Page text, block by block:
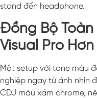
stand đến headphone.
Đồng Bộ
Visual Pro Hơn
Một setup với tone màu
nghiệp ngay từ ánh nhìn
CDJ màu xám chrome,